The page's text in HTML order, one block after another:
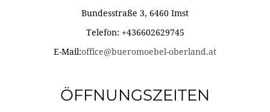
Bundesstraße 3, 6460 Imst
Telefon: +436602629745
E-Mail:office@bueromoebel-oberland.at
ÖFFNUNGSZEITEN